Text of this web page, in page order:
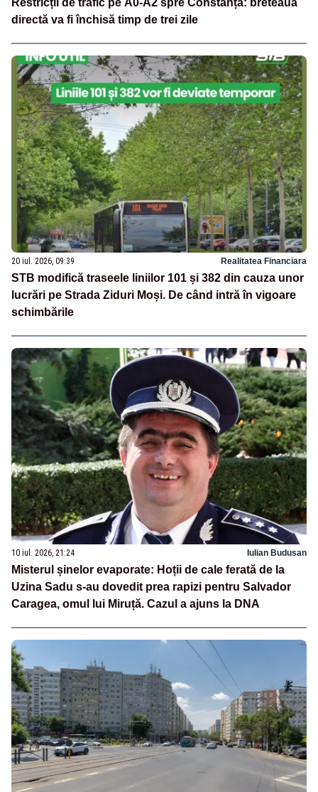
Restricții de trafic pe A0-A2 spre Constanța: breteaua
directă va fi închisă timp de trei zile
20 iul. 2026, 09:39 Realitatea Financiara
STB modifică traseele liniilor 101 și 382 din cauza unor
lucrări pe Strada Ziduri Moși. De când intră în vigoare
schimbările
10 iul. 2026, 21:24 Iulian Budusan
Misterul șinelor evaporate: Hoții de cale ferată de la
Uzina Sadu s-au dovedit prea rapizi pentru Salvador
Caragea, omul lui Miruță. Cazul a ajuns la DNA